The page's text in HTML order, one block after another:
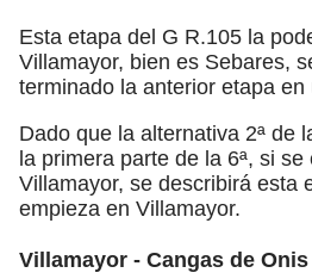
Esta etapa del G R.105 la
Villamayor, bien es Sebares,
terminado la anterior etapa en
Dado que la alternativa 2ª de
la primera parte de la 6ª, si se
Villamayor, se describirá esta
empieza en Villamayor.
Villamayor - Cangas de Onis